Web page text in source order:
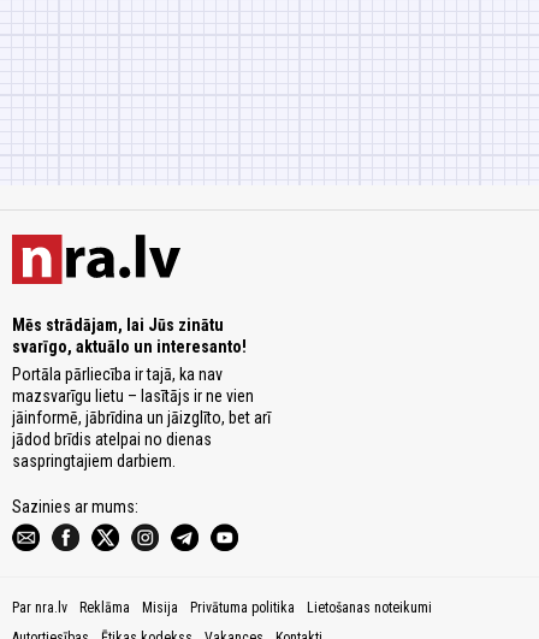
Mēs strādājam, lai Jūs zinātu
svarīgo, aktuālo un interesanto!
Portāla pārliecība ir tajā, ka nav
mazsvarīgu lietu – lasītājs ir ne vien
jāinformē, jābrīdina un jāizglīto, bet arī
jādod brīdis atelpai no dienas
saspringtajiem darbiem.
Sazinies ar mums:
Par nra.lv Reklāma Misija Privātuma politika
Lietošanas noteikumi